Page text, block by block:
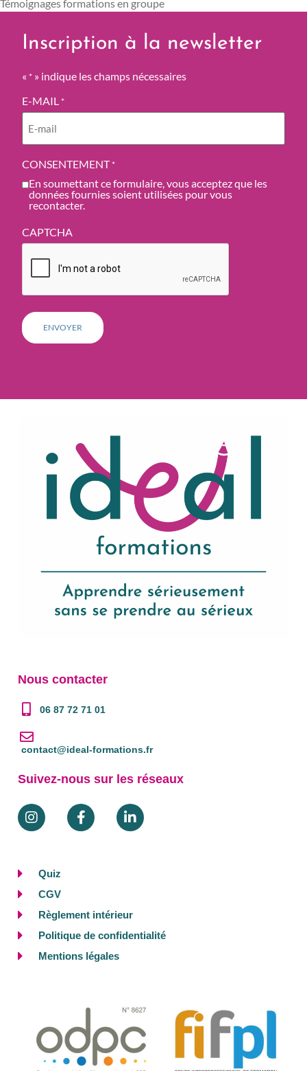
Témoignages formations en groupe
Inscription à la newsletter
« * » indique les champs nécessaires
E-MAIL *
CONSENTEMENT *
En soumettant ce formulaire, vous acceptez que les
données fournies soient utilisées pour vous
recontacter.
CAPTCHA
Nous contacter
06 87 72 71 01
contact@ideal-formations.fr
Suivez-nous sur les réseaux
Quiz
CGV
Règlement intérieur
Politique de confidentialité
Mentions légales